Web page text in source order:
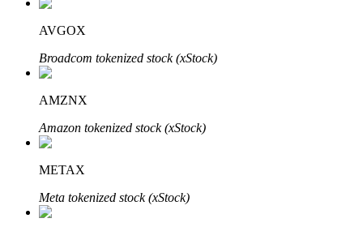
Investissement automobile
Obtenez des bénéfices à long terme et des intérêts flexibles
AVGOX
Broadcom tokenized stock (xStock)
AMZNX
Amazon tokenized stock (xStock)
METAX
Meta tokenized stock (xStock)